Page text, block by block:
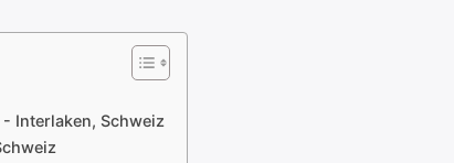
Interlaken, Schweiz